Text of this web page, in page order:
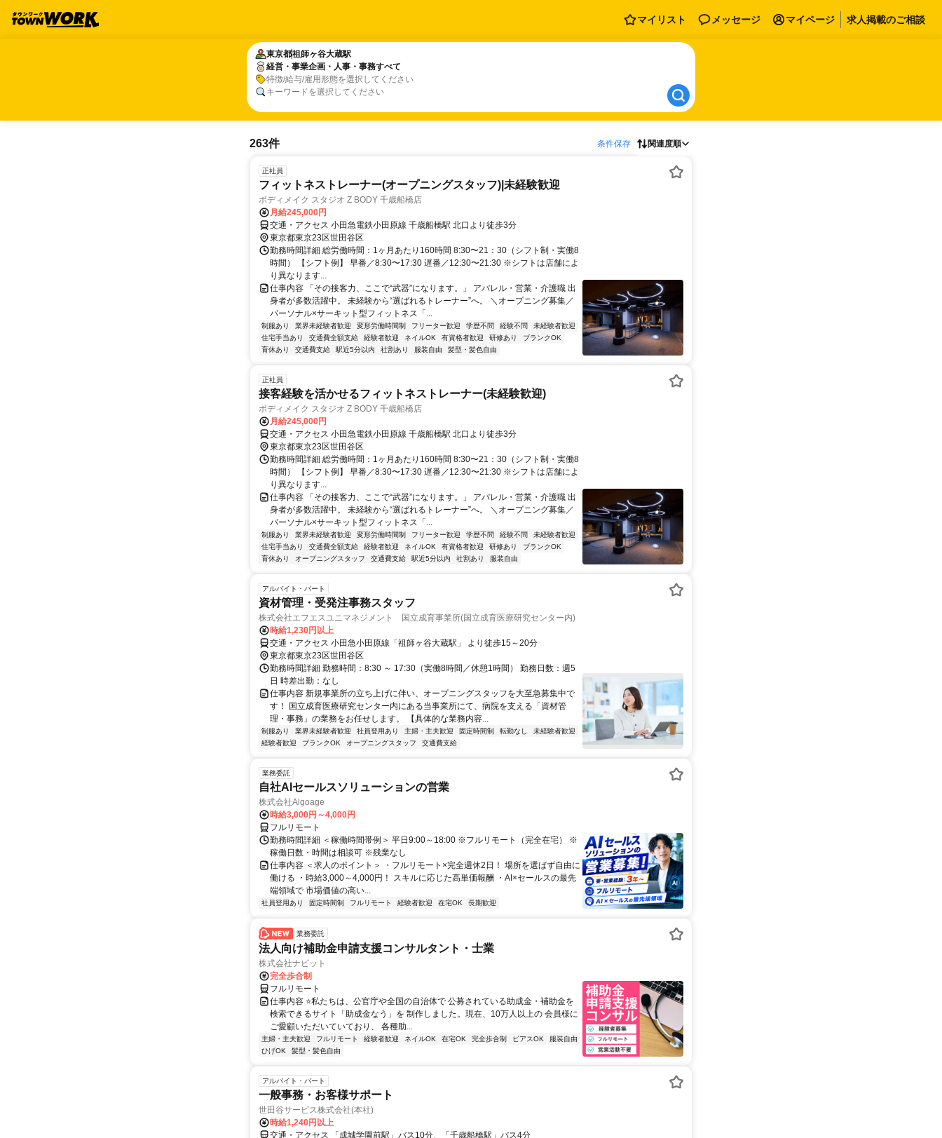
マイリスト メッセージ マイページ 求人掲載のご相談
東京都祖師ヶ谷大蔵駅
経営・事業企画・人事・事務すべて
特徴/給与/雇用形態を選択してください
キーワードを選択してください
東京都祖師ヶ谷大蔵駅
経営・事業企画・人事・事務すべて
263件 条件保存 関連度順
正社員
フィットネストレーナー(オープニングスタッフ)|未経験歓迎
ボディメイク スタジオ Z BODY 千歳船橋店
月給245,000円
交通・アクセス 小田急電鉄小田原線 千歳船橋駅 北口より徒歩3分
東京都東京23区世田谷区
勤務時間詳細 総労働時間：1ヶ月あたり160時間 8:30〜21：30（シフト制・実働8
時間） 【シフト例】 早番／8:30〜17:30 遅番／12:30〜21:30 ※シフトは店舗によ
り異なります...
仕事内容 「その接客力、ここで“武器”になります。」 アパレル・営業・介護職 出
身者が多数活躍中。 未経験から“選ばれるトレーナー”へ。 ＼オープニング募集／
パーソナル×サーキット型フィットネス「...
制服あり 業界未経験者歓迎 変形労働時間制 フリーター歓迎 学歴不問 経験不問
未経験者歓迎
住宅手当あり
交通費全額支給 経験者歓迎 ネイルOK 有資格者歓迎 研修あり
ブランクOK
育休あり
交通費支給 駅近5分以内 社割あり 服装自由 髪型・髪色自由
正社員
接客経験を活かせるフィットネストレーナー(未経験歓迎)
ボディメイク スタジオ Z BODY 千歳船橋店
月給245,000円
交通・アクセス 小田急電鉄小田原線 千歳船橋駅 北口より徒歩3分
東京都東京23区世田谷区
勤務時間詳細 総労働時間：1ヶ月あたり160時間 8:30〜21：30（シフト制・実働8
時間） 【シフト例】 早番／8:30〜17:30 遅番／12:30〜21:30 ※シフトは店舗によ
り異なります...
仕事内容 「その接客力、ここで“武器”になります。」 アパレル・営業・介護職 出
身者が多数活躍中。 未経験から“選ばれるトレーナー”へ。 ＼オープニング募集／
パーソナル×サーキット型フィットネス「...
制服あり 業界未経験者歓迎 変形労働時間制 フリーター歓迎 学歴不問 経験不問
未経験者歓迎
住宅手当あり
交通費全額支給 経験者歓迎 ネイルOK 有資格者歓迎 研修あり
ブランクOK
育休あり
オープニングスタッフ 交通費支給 駅近5分以内 社割あり 服装自由
アルバイト・パート
資材管理・受発注事務スタッフ
株式会社エフエスユニマネジメント 国立成育事業所(国立成育医療研究センター内)
時給1,230円以上
交通・アクセス 小田急小田原線「祖師ヶ谷大蔵駅」 より徒歩15～20分
東京都東京23区世田谷区
勤務時間詳細 勤務時間：8:30 ～ 17:30（実働8時間／休憩1時間） 勤務日数：週5
日 時差出勤：なし
仕事内容 新規事業所の立ち上げに伴い、オープニングスタッフを大至急募集中で
す！ 国立成育医療研究センター内にある当事業所にて、病院を支える「資材管
理・事務」の業務をお任せします。 【具体的な業務内容...
制服あり 業界未経験者歓迎 社員登用あり 主婦・主夫歓迎 固定時間制 転勤なし
未経験者歓迎
経験者歓迎
ブランクOK オープニングスタッフ 交通費支給
業務委託
自社AIセールスソリューションの営業
株式会社Algoage
時給3,000円～4,000円
フルリモート
勤務時間詳細 ＜稼働時間帯例＞ 平日9:00～18:00 ※フルリモート（完全在宅） ※
稼働日数・時間は相談可 ※残業なし
仕事内容 ＜求人のポイント＞ ・フルリモート×完全週休2日！ 場所を選ばず自由に
働ける ・時給3,000～4,000円！ スキルに応じた高単価報酬 ・AI×セールスの最先
端領域で 市場価値の高い...
社員登用あり 固定時間制 フルリモート 経験者歓迎 在宅OK 長期歓迎
業務委託
法人向け補助金申請支援コンサルタント・士業
株式会社ナビット
完全歩合制
フルリモート
仕事内容 ⭐私たちは、公官庁や全国の自治体で 公募されている助成金・補助金を
検索できるサイト「助成金なう」を 制作しました。現在、10万人以上の 会員様に
ご愛顧いただいていており、 各種助...
主婦・主夫歓迎 フルリモート 経験者歓迎 ネイルOK 在宅OK 完全歩合制 ピアスOK
服装自由
ひげOK
髪型・髪色自由
アルバイト・パート
一般事務・お客様サポート
世田谷サービス株式会社(本社)
時給1,240円以上
交通・アクセス 「成城学園前駅」バス10分、「千歳船橋駅」バス4分